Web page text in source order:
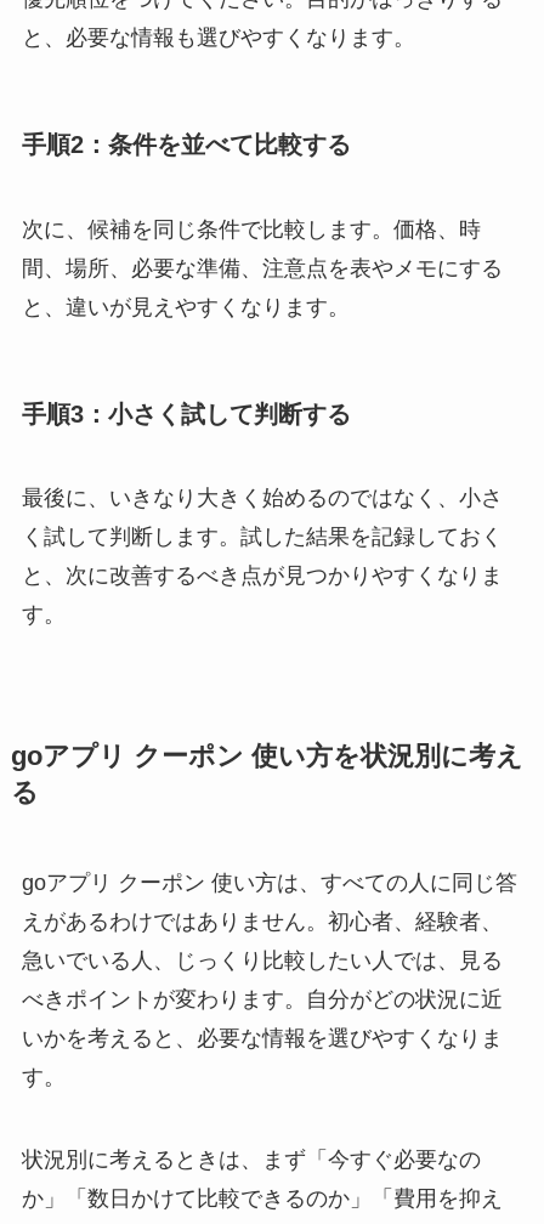
と、必要な情報も選びやすくなります。
手順2：条件を並べて比較する
次に、候補を同じ条件で比較します。価格、時
間、場所、必要な準備、注意点を表やメモにする
と、違いが見えやすくなります。
手順3：小さく試して判断する
最後に、いきなり大きく始めるのではなく、小さ
く試して判断します。試した結果を記録しておく
と、次に改善するべき点が見つかりやすくなりま
す。
goアプリ クーポン 使い方を状況別に考え
る
goアプリ クーポン 使い方は、すべての人に同じ答
えがあるわけではありません。初心者、経験者、
急いでいる人、じっくり比較したい人では、見る
べきポイントが変わります。自分がどの状況に近
いかを考えると、必要な情報を選びやすくなりま
す。
状況別に考えるときは、まず「今すぐ必要なの
か」「数日かけて比較できるのか」「費用を抑え